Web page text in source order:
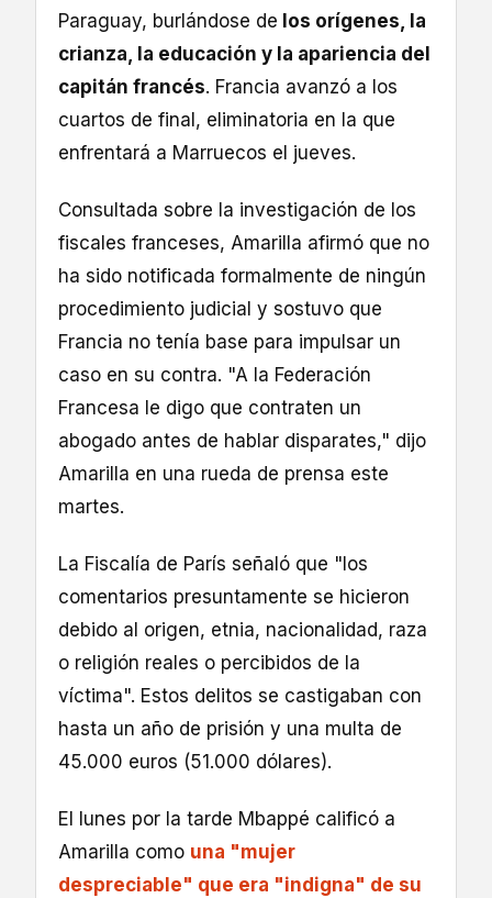
Paraguay, burlándose de los orígenes, la
crianza, la educación y la apariencia del
capitán francés. Francia avanzó a los
cuartos de final, eliminatoria en la que
enfrentará a Marruecos el jueves.
Consultada sobre la investigación de los
fiscales franceses, Amarilla afirmó que no
ha sido notificada formalmente de ningún
procedimiento judicial y sostuvo que
Francia no tenía base para impulsar un
caso en su contra. "A la Federación
Francesa le digo que contraten un
abogado antes de hablar disparates," dijo
Amarilla en una rueda de prensa este
martes.
La Fiscalía de París señaló que "los
comentarios presuntamente se hicieron
debido al origen, etnia, nacionalidad, raza
o religión reales o percibidos de la
víctima". Estos delitos se castigaban con
hasta un año de prisión y una multa de
45.000 euros (51.000 dólares).
El lunes por la tarde Mbappé calificó a
Amarilla como una "mujer
despreciable" que era "indigna" de su